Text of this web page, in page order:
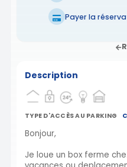
Payer la
Description
TYPE D'ACCÈS AU PARKING
Bonjour,
Je loue un box ferme